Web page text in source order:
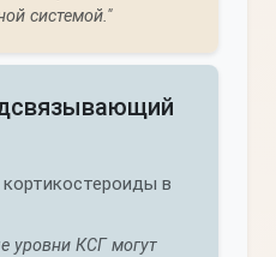
системой."
в
уровни КСГ могут